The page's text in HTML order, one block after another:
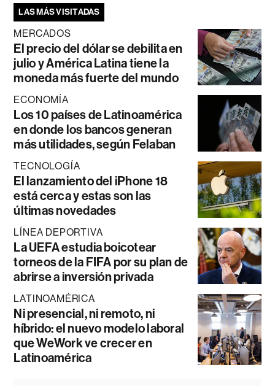
LAS MÁS VISITADAS
MERCADOS
El precio del dólar se debilita en
julio y América Latina tiene la
moneda más fuerte del mundo
ECONOMÍA
Los 10 países de Latinoamérica
en donde los bancos generan
más utilidades, según Felaban
TECNOLOGÍA
El lanzamiento del iPhone 18
está cerca y estas son las
últimas novedades
LÍNEA DEPORTIVA
La UEFA estudia boicotear
torneos de la FIFA por su plan de
abrirse a inversión privada
LATINOAMÉRICA
Ni presencial, ni remoto, ni
híbrido: el nuevo modelo laboral
que WeWork ve crecer en
Latinoamérica